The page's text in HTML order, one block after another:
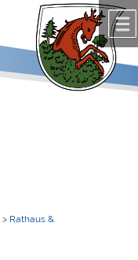
springen.
> Rathaus &